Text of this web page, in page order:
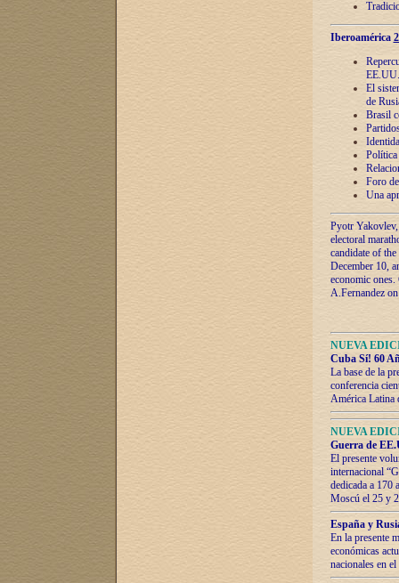
Iberoamérica
EE.UU.
El
de
Brasil
Política
Foro
Una
Pyotr
electoral
candidate of
December 10,
economic
A.Fernandez
NUEVA
Cuba Sí! 60
La base de la
conferencia
América Latina
NUEVA
Guerra de
El presente
internacional
dedicada a 170
Moscú el 25 y
España y
En la presente
económicas
nacionales en